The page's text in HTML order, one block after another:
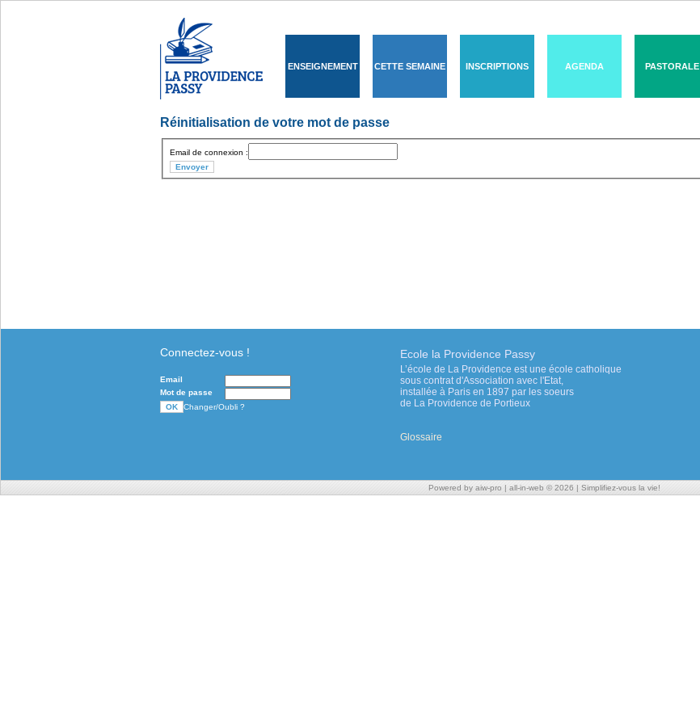
ENSEIGNEMENT CETTE SEMAINE INSCRIPTIONS AGENDA PASTORALE
Réinitialisation de votre mot de passe
Email de connexion :
Connectez-vous !
Email
Mot de passe
Changer/Oubli ?
Ecole la Providence Passy
L’école de La Providence est une école catholique
sous contrat d'Association avec l'Etat,
installée à Paris en 1897 par les soeurs
de La Providence de Portieux
Glossaire
Powered by aiw-pro | all-in-web © 2026 | Simplifiez-vous la vie!